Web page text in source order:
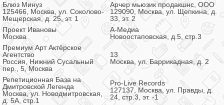
Блюз Минуз
125466, Москва, ул. Соколово-
Мещерская, д. 25, эт. 1
Арчер мьюзик продакшнс, ООО
129090, Москва, ул. Щепкина, д.
33, эт. 2
Проект Ивановы
Москва
А-Медиа
Новоостаповская, д.5, стр.3
Премиум Арт Актёрское
Агентство
Россия, Нижний Сусальный
пер., 5, Москва
13
Москва, ул. Баррикадная, д. 2
Репетиционная База на
Дмитровской Легенда
Москва, ул. Новодмитровская,
д. 5А, стр.1
Pro-Live Records
127137, Москва, ул. Правды, д.
24, стр.3, эт. -1